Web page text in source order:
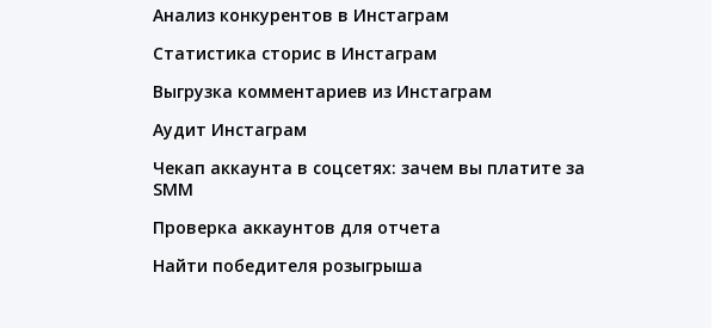
Анализ конкурентов в Инстаграм
Статистика сторис в Инстаграм
Выгрузка комментариев из Инстаграм
Аудит Инстаграм
Чекап аккаунта в соцсетях: зачем вы платите за
SMM
Проверка аккаунтов для отчета
Найти победителя розыгрыша